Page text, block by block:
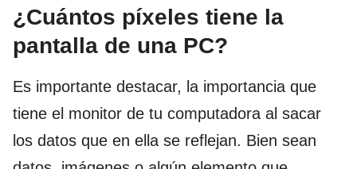
¿Cuántos píxeles tiene la
pantalla de una PC?
Es importante destacar, la importancia que
tiene el monitor de tu computadora al sacar
los datos que en ella se reflejan. Bien sean